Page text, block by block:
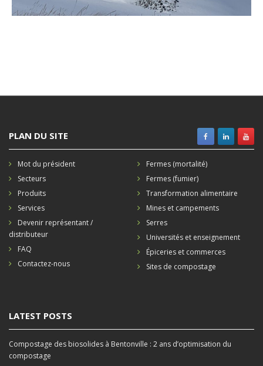
PLAN DU SITE
Mot du président
Secteurs
Produits
Services
Devenir représentant /
distributeur
FAQ
Contactez-nous
Fermes (mortalité)
Fermes (fumier)
Transformation alimentaire
Mines et campements
Serres
Universités et enseignement
Épiceries et commerces
Sites de compostage
LATEST POSTS
Compostage des biosolides à Bentonville : 2 ans d’optimisation du
compostage